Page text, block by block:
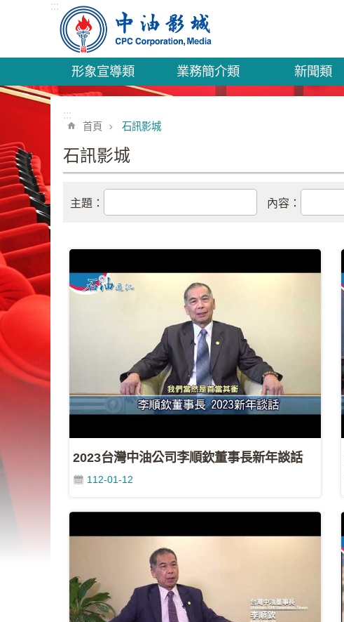
跳到主要內容區塊
:::
形象宣導類 業務簡介類 新聞類
:::
首頁 石訊影城
石訊影城
主題： 內容：
2023台灣中油公司李順欽董事長新年談話
112-01-12